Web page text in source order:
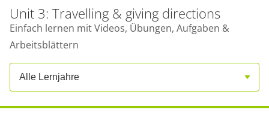
Unit 3: Travelling & giving directions
Einfach lernen mit Videos, Übungen, Aufgaben &
Arbeitsblättern
Alle Lernjahre